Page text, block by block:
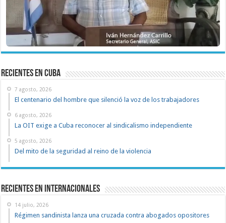
recientes en cuba
7 agosto, 2026
El centenario del hombre que silenció la voz de los trabajadores
6 agosto, 2026
La OIT exige a Cuba reconocer al sindicalismo independiente
5 agosto, 2026
Del mito de la seguridad al reino de la violencia
Recientes en Internacionales
14 julio, 2026
Régimen sandinista lanza una cruzada contra abogados opositores